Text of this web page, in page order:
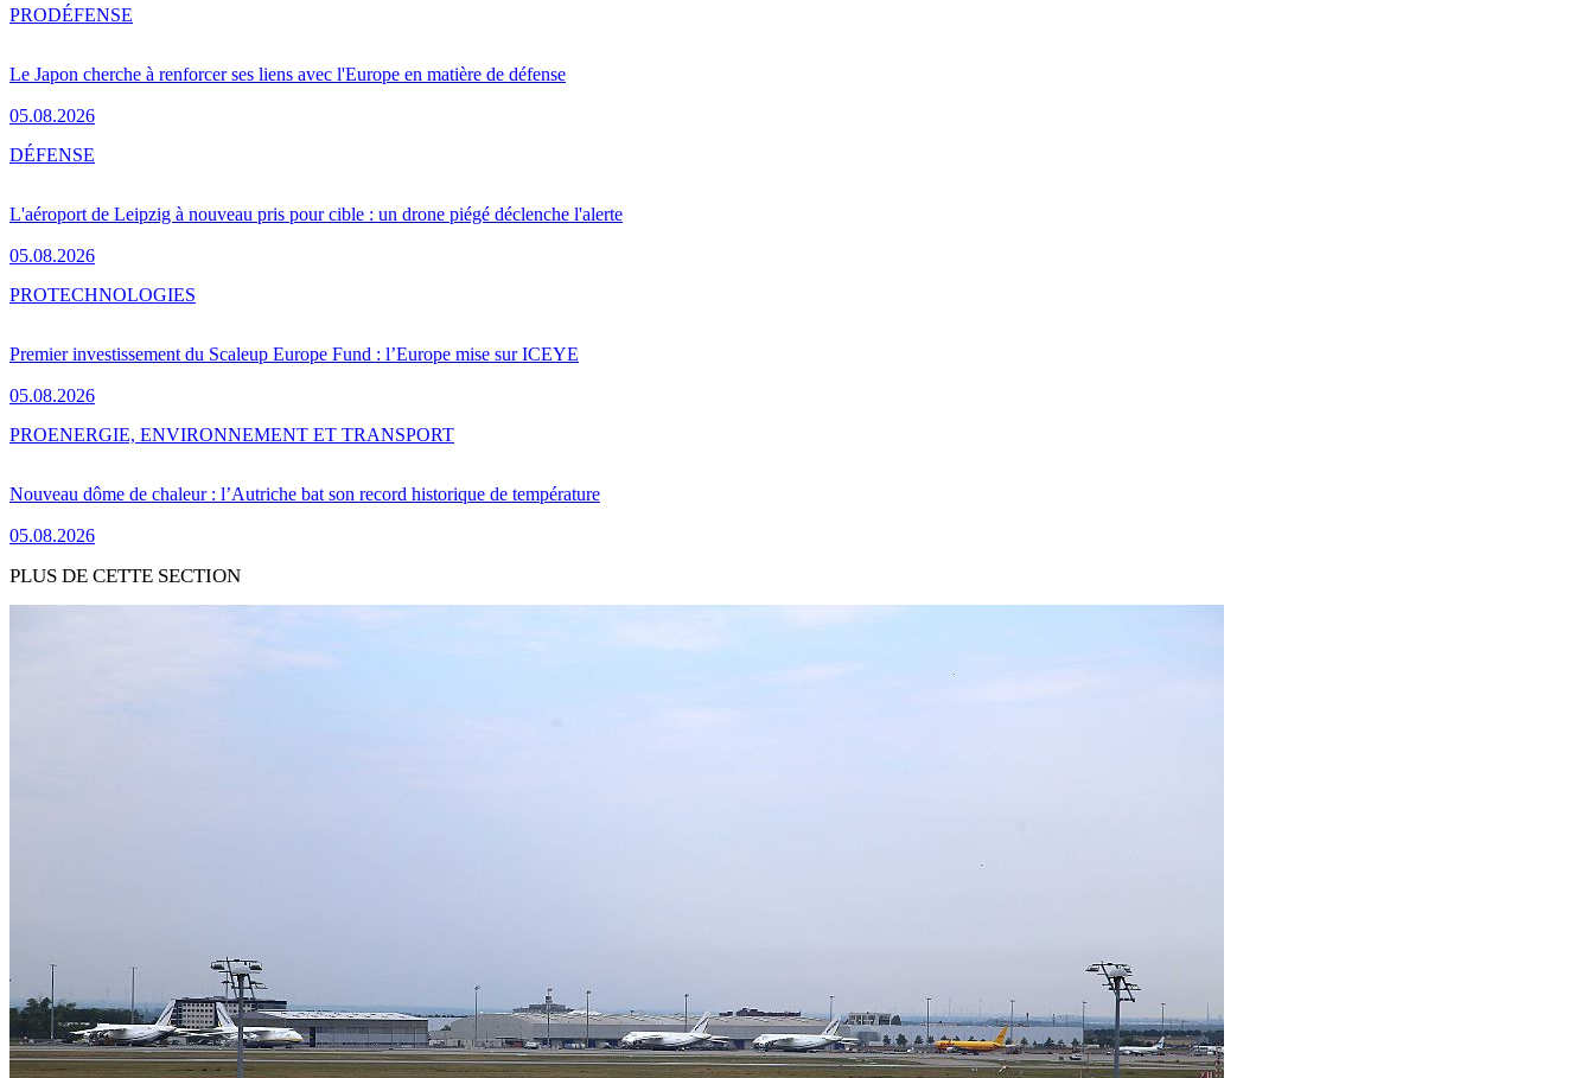
Le Japon cherche à renforcer ses liens avec l'Europe en matière de défense
05.08.2026
PRODÉFENSE
L'aéroport de Leipzig à nouveau pris pour cible : un drone piégé déclenche l'alerte
05.08.2026
DÉFENSE
Premier investissement du Scaleup Europe Fund : l’Europe mise sur ICEYE
05.08.2026
PROTECHNOLOGIES
Nouveau dôme de chaleur : l’Autriche bat son record historique de température
05.08.2026
PROENERGIE, ENVIRONNEMENT ET TRANSPORT
PLUS DE CETTE SECTION